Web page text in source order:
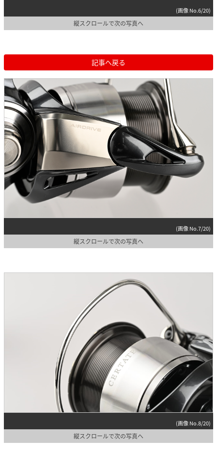
(画像 No.6/20)
縦スクロールで次の写真へ
記事へ戻る
(画像 No.7/20)
縦スクロールで次の写真へ
(画像 No.8/20)
縦スクロールで次の写真へ